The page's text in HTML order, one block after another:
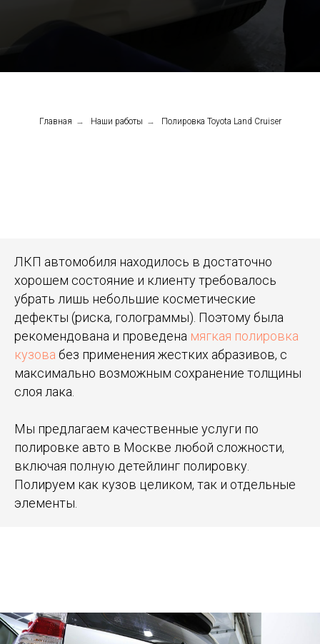
Главная → Наши работы → Полировка Toyota Land Cruiser
ЛКП автомобиля находилось в достаточно
хорошем состояние и клиенту требовалось
убрать лишь небольшие косметические
дефекты (риска, голограммы). Поэтому была
рекомендована и проведена мягкая полировка
кузова без применения жестких абразивов, с
максимально возможным сохранение толщины
слоя лака.
Мы предлагаем качественные услуги по
полировке авто в Москве любой сложности,
включая полную детейлинг полировку.
Полируем как кузов целиком, так и отдельные
элементы.